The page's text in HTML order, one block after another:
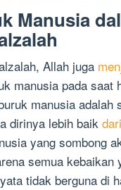
Manusia
Allah juga
manusia pada saat
manusia adalah
dirinya lebih baik
yang sombong
semua kebaikan
tidak berguna di